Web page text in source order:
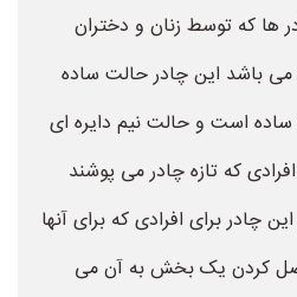
ها که توسط زنان و دختران
می باشد این چادر حالت ساده
ساده است و حالت نیم دایره ای
که تازه چادر می پوشند
برای افرادی که برای آنها
کردن یک بخش به آن می